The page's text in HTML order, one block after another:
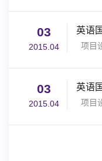
03
2015.04
03
2015.04